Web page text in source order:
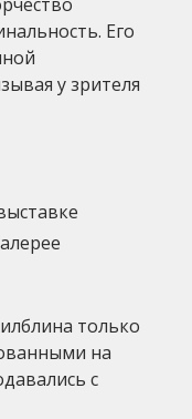
Его
у зрителя
только
на
с